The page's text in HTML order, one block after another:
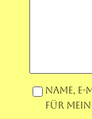
Name,
für